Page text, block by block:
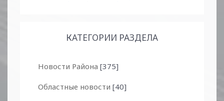
КАТЕГОРИИ РАЗДЕЛА
Новости Района [375]
Областные новости [40]